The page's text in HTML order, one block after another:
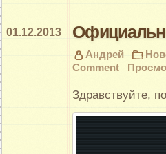
01.12.2013
Андрей
Comment
Здравствуйте,